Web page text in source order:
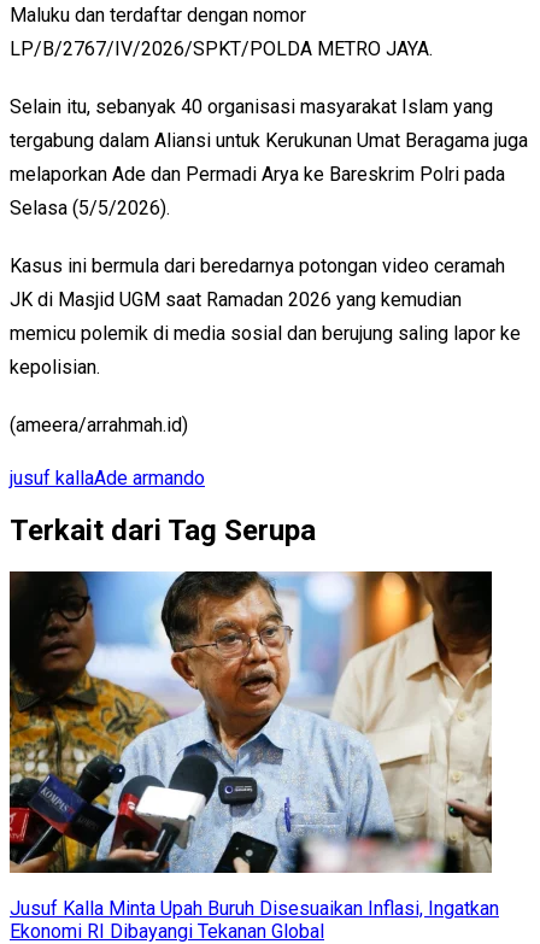
Maluku dan terdaftar dengan nomor
LP/B/2767/IV/2026/SPKT/POLDA METRO JAYA.
Selain itu, sebanyak 40 organisasi masyarakat Islam yang
tergabung dalam Aliansi untuk Kerukunan Umat Beragama juga
melaporkan Ade dan Permadi Arya ke Bareskrim Polri pada
Selasa (5/5/2026).
Kasus ini bermula dari beredarnya potongan video ceramah
JK di Masjid UGM saat Ramadan 2026 yang kemudian
memicu polemik di media sosial dan berujung saling lapor ke
kepolisian.
(ameera/arrahmah.id)
jusuf kallaAde armando
Terkait dari Tag Serupa
Jusuf Kalla Minta Upah Buruh Disesuaikan Inflasi, Ingatkan
Ekonomi RI Dibayangi Tekanan Global